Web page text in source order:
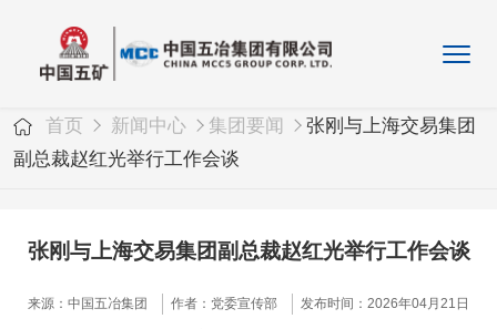
首页 新闻中心 集团要闻
张刚与上海交易集团
副总裁赵红光举行工作会谈
张刚与上海交易集团副总裁赵红光举行工作会谈
来源：中国五冶集团 作者：党委宣传部 发布时间：2026年04月21日